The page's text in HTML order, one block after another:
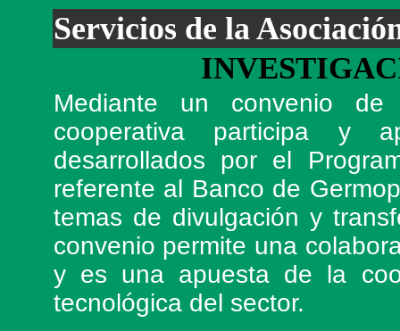
Servicios de la
Mediante un convenio
cooperativa participa y
desarrollados por el
referente al Banco de
temas de divulgación y
convenio permite una
y es una apuesta de la
tecnológica del sector.